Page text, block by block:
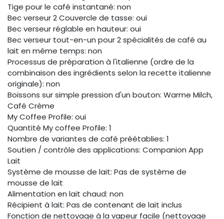
Tige pour le café instantané: non
Bec verseur 2 Couvercle de tasse: oui
Bec verseur réglable en hauteur: oui
Bec verseur tout-en-un pour 2 spécialités de café au
lait en même temps: non
Processus de préparation à l'italienne (ordre de la
combinaison des ingrédients selon la recette italienne
originale): non
Boissons sur simple pression d'un bouton: Warme Milch,
Café Crème
My Coffee Profile: oui
Quantité My coffee Profile: 1
Nombre de variantes de café préétablies: 1
Soutien / contrôle des applications: Companion App
Lait
Système de mousse de lait: Pas de système de
mousse de lait
Alimentation en lait chaud: non
Récipient à lait: Pas de contenant de lait inclus
Fonction de nettoyage à la vapeur facile (nettoyage